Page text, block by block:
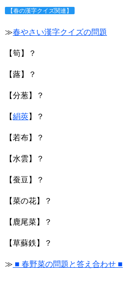
【春の漢字クイズ関連】
≫春やさい漢字クイズの問題
【筍】？
【蕗】？
【分葱】？
【絹莢】？
【若布】？
【水雲】？
【蚕豆】？
【菜の花】？
【鹿尾菜】？
【草蘇鉄】？
≫ ■ 春野菜の問題と答え合わせ ■